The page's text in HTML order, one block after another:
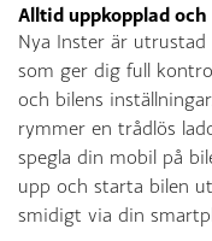
Alltid uppkopplad och
Nya Inster är
som ger dig full
och bilens
rymmer en trådlös
spegla din mobil på
upp och starta bilen
smidigt via din